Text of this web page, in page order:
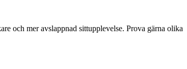
och mer avslappnad sittupplevelse. Prova gärna olika